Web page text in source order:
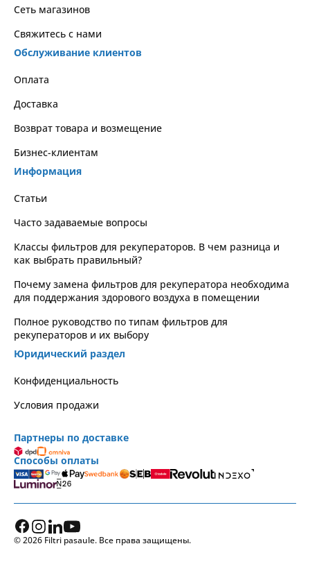
Сеть магазинов
Свяжитесь с нами
Обслуживание клиентов
Оплата
Доставка
Возврат товара и возмещение
Бизнес-клиентам
Информация
Статьи
Часто задаваемые вопросы
Классы фильтров для рекуператоров. В чем разница и
как выбрать правильный?
Почему замена фильтров для рекуператора необходима
для поддержания здорового воздуха в помещении
Полное руководство по типам фильтров для
рекуператоров и их выбору
Юридический раздел
Kонфиденциальность
Условия продажи
Партнеры по доставке
Способы оплаты
© 2026 Filtri pasaule. Все права защищены.